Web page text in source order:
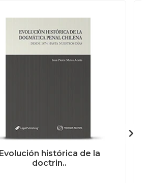
Evolución histórica de la
doctrin..